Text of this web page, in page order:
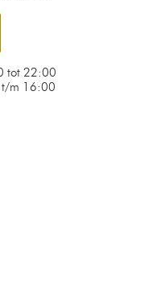
tot 22:00
t/m 16:00